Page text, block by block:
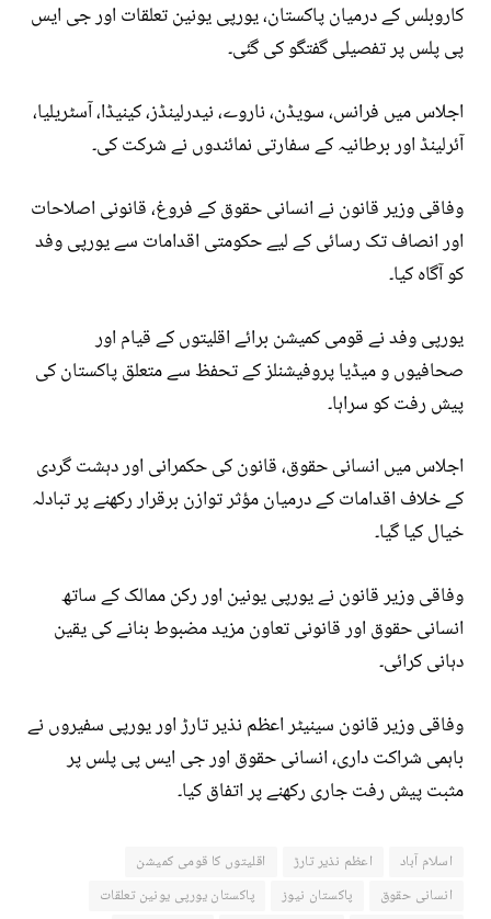
کاروبلس کے درمیان پاکستان، یورپی یونین تعلقات اور جی ایس
پی پلس پر تفصیلی گفتگو کی گئی۔
اجلاس میں فرانس، سویڈن، ناروے، نیدرلینڈز، کینیڈا، آسٹریلیا،
آئرلینڈ اور برطانیہ کے سفارتی نمائندوں نے شرکت کی۔
وفاقی وزیر قانون نے انسانی حقوق کے فروغ، قانونی اصلاحات
اور انصاف تک رسائی کے لیے حکومتی اقدامات سے یورپی وفد
کو آگاہ کیا۔
یورپی وفد نے قومی کمیشن برائے اقلیتوں کے قیام اور
صحافیوں و میڈیا پروفیشنلز کے تحفظ سے متعلق پاکستان کی
پیش رفت کو سراہا۔
اجلاس میں انسانی حقوق، قانون کی حکمرانی اور دہشت گردی
کے خلاف اقدامات کے درمیان مؤثر توازن برقرار رکھنے پر تبادلہ
خیال کیا گیا۔
وفاقی وزیر قانون نے یورپی یونین اور رکن ممالک کے ساتھ
انسانی حقوق اور قانونی تعاون مزید مضبوط بنانے کی یقین
دہانی کرائی۔
وفاقی وزیر قانون سینیٹر اعظم نذیر تارڑ اور یورپی سفیروں نے
باہمی شراکت داری، انسانی حقوق اور جی ایس پی پلس پر
مثبت پیش رفت جاری رکھنے پر اتفاق کیا۔
اسلام آباد اعظم نذیر تارڑ
اقلیتوں کا قومی کمیشن
انسانی حقوق
پاکستان نیوز
پاکستان یورپی یونین تعلقات